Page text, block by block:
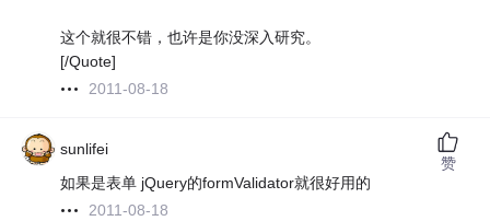
这个就很不错，也许是你没深入研究。
[/Quote]
2011-08-18
sunlifei
如果是表单 jQuery的formValidator就很好用的
2011-08-18
赞